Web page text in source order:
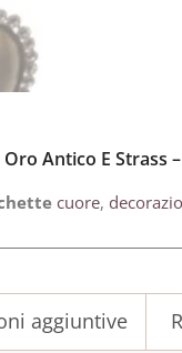
Antico E Strass
cuore,
aggiuntive